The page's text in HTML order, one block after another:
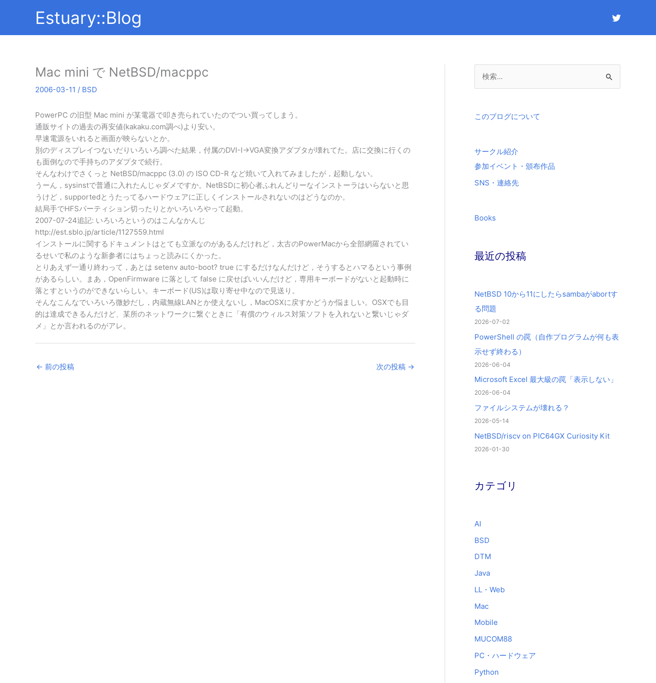
Estuary::Blog
Mac mini で NetBSD/macppc
2006-03-11 / BSD
PowerPC の旧型 Mac mini が某電器で叩き売られていたのでつい買ってしまう。
通販サイトの過去の再安値(kakaku.com調べ)より安い。
早速電源をいれると画面が映らないとか。
別のディスプレイつないだりいろいろ調べた結果，付属のDVI-I→VGA変換アダプタが壊れてた。店に交換に行くの
も面倒なので手持ちのアダプタで続行。
そんなわけでさくっと NetBSD/macppc (3.0) の ISO CD-R など焼いて入れてみましたが，起動しない。
うーん，sysinstで普通に入れたんじゃダメですか。NetBSDに初心者ふれんどりーなインストーラはいらないと思
うけど，supportedとうたってるハードウェアに正しくインストールされないのはどうなのか。
結局手でHFSパーティション切ったりとかいろいろやって起動。
2007-07-24追記: いろいろというのはこんなかんじ
http://est.sblo.jp/article/1127559.html
インストールに関するドキュメントはとても立派なのがあるんだけれど，太古のPowerMacから全部網羅されてい
るせいで私のような新参者にはちょっと読みにくかった。
とりあえず一通り終わって，あとは setenv auto-boot? true にするだけなんだけど，そうするとハマるという事例
があるらしい。まあ，OpenFirmware に落として false に戻せばいいんだけど，専用キーボードがないと起動時に
落とすというのができないらしい。キーボード(US)は取り寄せ中なので見送り。
そんなこんなでいろいろ微妙だし，内蔵無線LANとか使えないし，MacOSXに戻すかどうか悩ましい。OSXでも目
的は達成できるんだけど、某所のネットワークに繋ぐときに「有償のウィルス対策ソフトを入れないと繋いじゃダ
メ」とか言われるのがアレ。
← 前の投稿 次の投稿 →
象
このブログについて
サークル紹介
参加イベント・頒布作品
SNS・連絡先
Books
最近の投稿
NetBSD 10から11にしたらsambaがabortす
る問題
2026-07-02
PowerShell の罠（自作プログラムが何も表
示せず終わる）
2026-06-04
Microsoft Excel 最大級の罠「表示しない」
2026-06-04
ファイルシステムが壊れる？
2026-05-14
NetBSD/riscv on PIC64GX Curiosity Kit
2026-01-30
カテゴリ
AI
BSD
DTM
Java
LL・Web
Mac
Mobile
MUCOM88
PC・ハードウェア
Python